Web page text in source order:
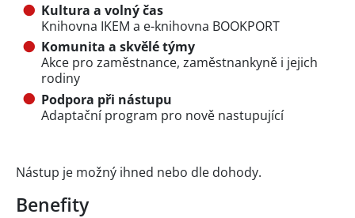
Kultura a volný čas
Knihovna IKEM a e-knihovna BOOKPORT
Komunita a skvělé týmy
Akce pro zaměstnance, zaměstnankyně i jejich
rodiny
Podpora při nástupu
Adaptační program pro nově nastupující
Nástup je možný ihned nebo dle dohody.
Benefity